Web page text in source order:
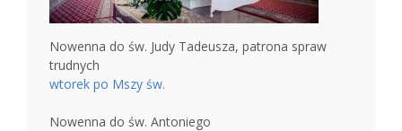
Nowenna do św. Judy Tadeusza, patrona spraw
trudnych
wtorek po Mszy św.
Nowenna do św. Antoniego